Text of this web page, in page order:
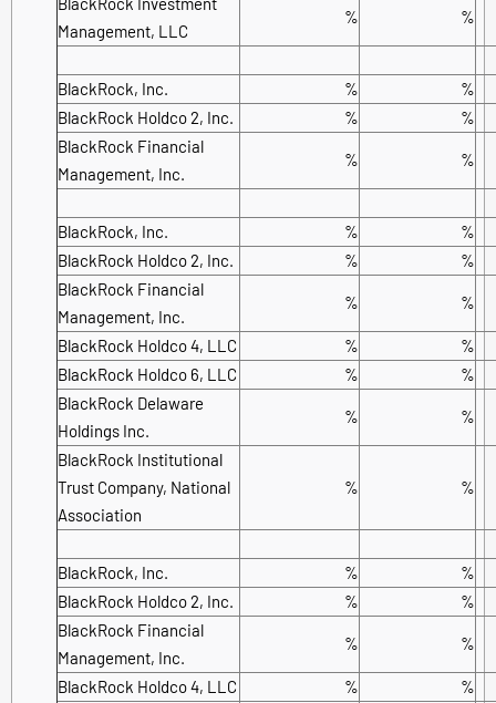
Management, LLC
% %
BlackRock, Inc. %
%
BlackRock Holdco 2, Inc.
%
%
BlackRock Financial
Management, Inc.
% %
BlackRock, Inc. %
%
BlackRock Holdco 2, Inc.
%
%
BlackRock Financial
Management, Inc.
% %
BlackRock Holdco 4, LLC %
%
BlackRock Holdco 6, LLC
%
%
BlackRock Delaware
Holdings Inc.
% %
BlackRock Institutional
Trust Company, National
Association
% %
BlackRock, Inc. %
%
BlackRock Holdco 2, Inc.
%
%
BlackRock Financial
Management, Inc.
% %
BlackRock Holdco 4, LLC %
%